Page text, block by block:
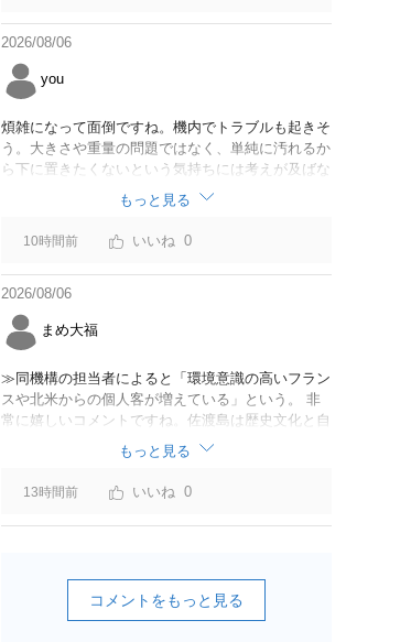
2026/08/06
you
煩雑になって面倒ですね。機内でトラブルも起きそ
う。大きさや重量の問題ではなく、単純に汚れるか
ら下に置きたくないという気持ちには考えが及ばな
かったのでしょうかね。いっそ、荷物棚を撤去した
座席を作って、座席指定も荷物も含んだプランとす
べて無しで格安プランで分けてもらった方がシンプ
ルで分かりやすいかも。どんどん料金が細分化され
て面倒です。
もっと見る
10時間前 0
2026/08/06
まめ大福
≫同機構の担当者によると「環境意識の高いフラン
スや北米からの個人客が増えている」という。 非
常に嬉しいコメントですね。佐渡島は歴史文化と自
然が相まっての土地となっているので、個人的には
環境意識の低い人は来ないでほしいです。「金がと
れるんじゃないか」と勝手に穴掘ったりしそうな国
の人は来ないでほしいですね。
もっと見る
13時間前 0
コメントをもっと見る